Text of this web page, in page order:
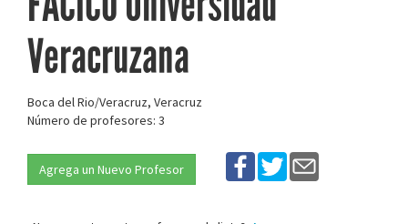
Veracruzana
Boca del Rio/Veracruz, Veracruz
Número de profesores: 3
Agrega un Nuevo Profesor